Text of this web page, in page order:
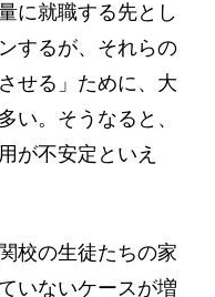
に就職する先とし
するが、それらの
せる」ために、大
い。そうなると、
が不安定といえ
校の生徒たちの家
いないケースが増